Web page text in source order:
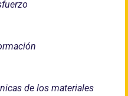
de los materiales